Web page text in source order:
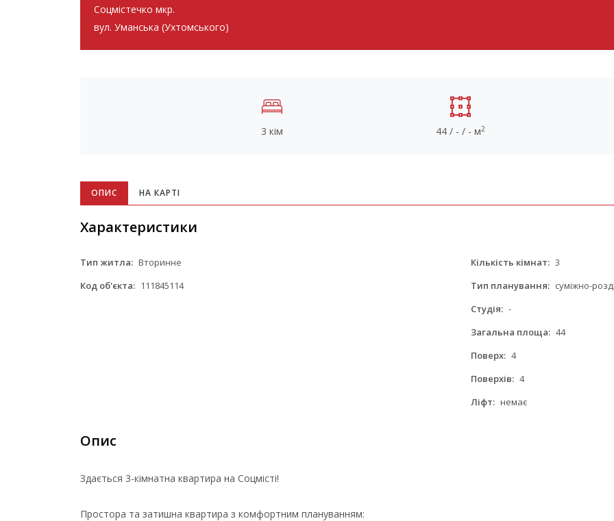
Соцмістечко мкр.
вул. Уманська (Ухтомського)
3 кім 44 / - / - м2
ОПИС НА КАРТІ
Характеристики
Тип житла: Вторинне
Код об'єкта: 111845114
Кількість кімнат: 3
Тип планування: суміжно-
Студія: -
Загальна площа: 44
Поверх: 4
Поверхів: 4
Ліфт: немає
Опис
Здається 3-кімнатна квартира на Соцмісті!
Простора та затишна квартира з комфортним плануванням: